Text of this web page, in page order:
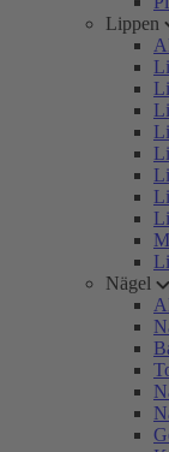
Lippen
Nägel